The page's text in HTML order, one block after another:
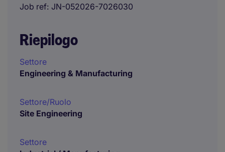
Job ref JN-052026-7026030
Riepilogo
Settore
Engineering & Manufacturing
Settore/Ruolo
Site Engineering
Settore